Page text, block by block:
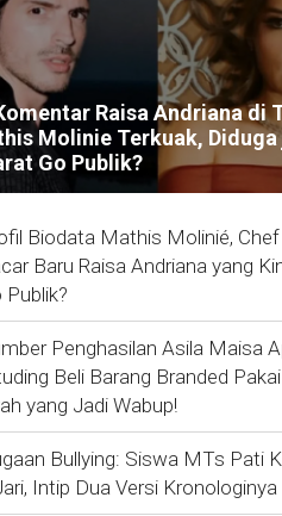
Raisa Andriana di
Molinie Terkuak,
Go Publik?
Biodata Mathis Molinié,
Baru Raisa Andriana yang
Publik?
Penghasilan Asila Maisa
Beli Barang Branded
yang Jadi Wabup!
Bullying: Siswa MTs Pati
Intip Dua Versi Kronologinya